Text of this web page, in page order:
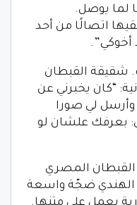
لما يوصل.
اتصالًا من أحد
أخوكي”.
شقيقة القبطان
“كان يخبرني عن
لي صورا
بعرفك علشان لو
القبطان المصري
ضجّة واسعة